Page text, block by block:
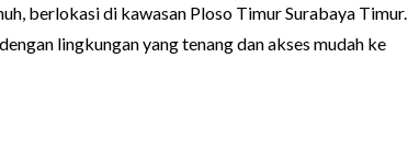
berlokasi di kawasan Ploso Timur Surabaya Timur.
lingkungan yang tenang dan akses mudah ke